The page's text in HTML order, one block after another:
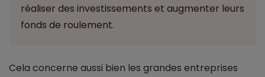
réaliser des investissements et augmenter leurs
fonds de roulement.
Cela concerne aussi bien les grandes entreprises